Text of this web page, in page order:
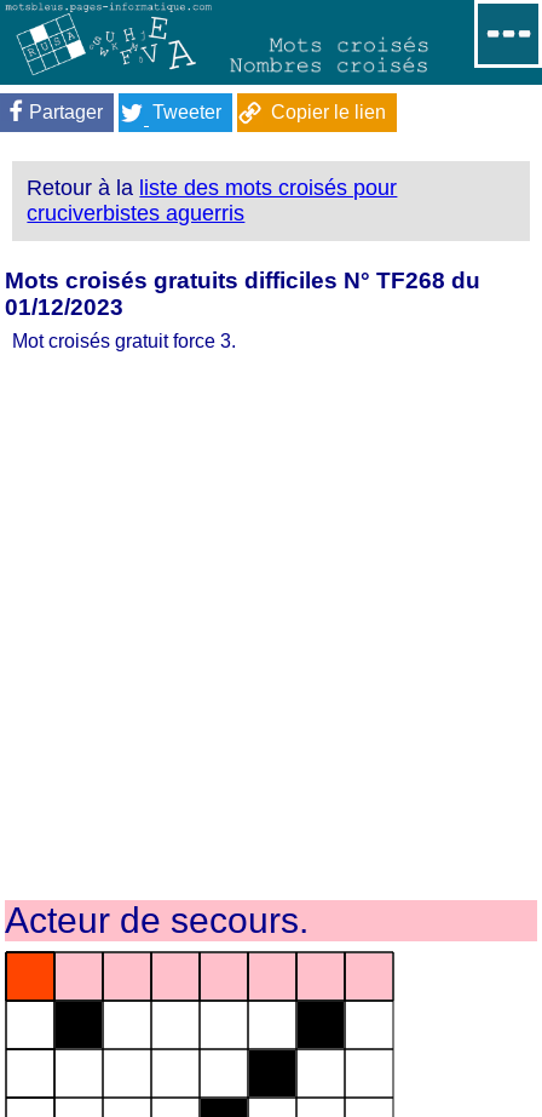
Partager Tweeter Copier le lien
Retour à la liste des mots croisés pour
cruciverbistes aguerris
Mots croisés gratuits difficiles N° TF268 du
01/12/2023
Mot croisés gratuit force 3.
Acteur de secours.